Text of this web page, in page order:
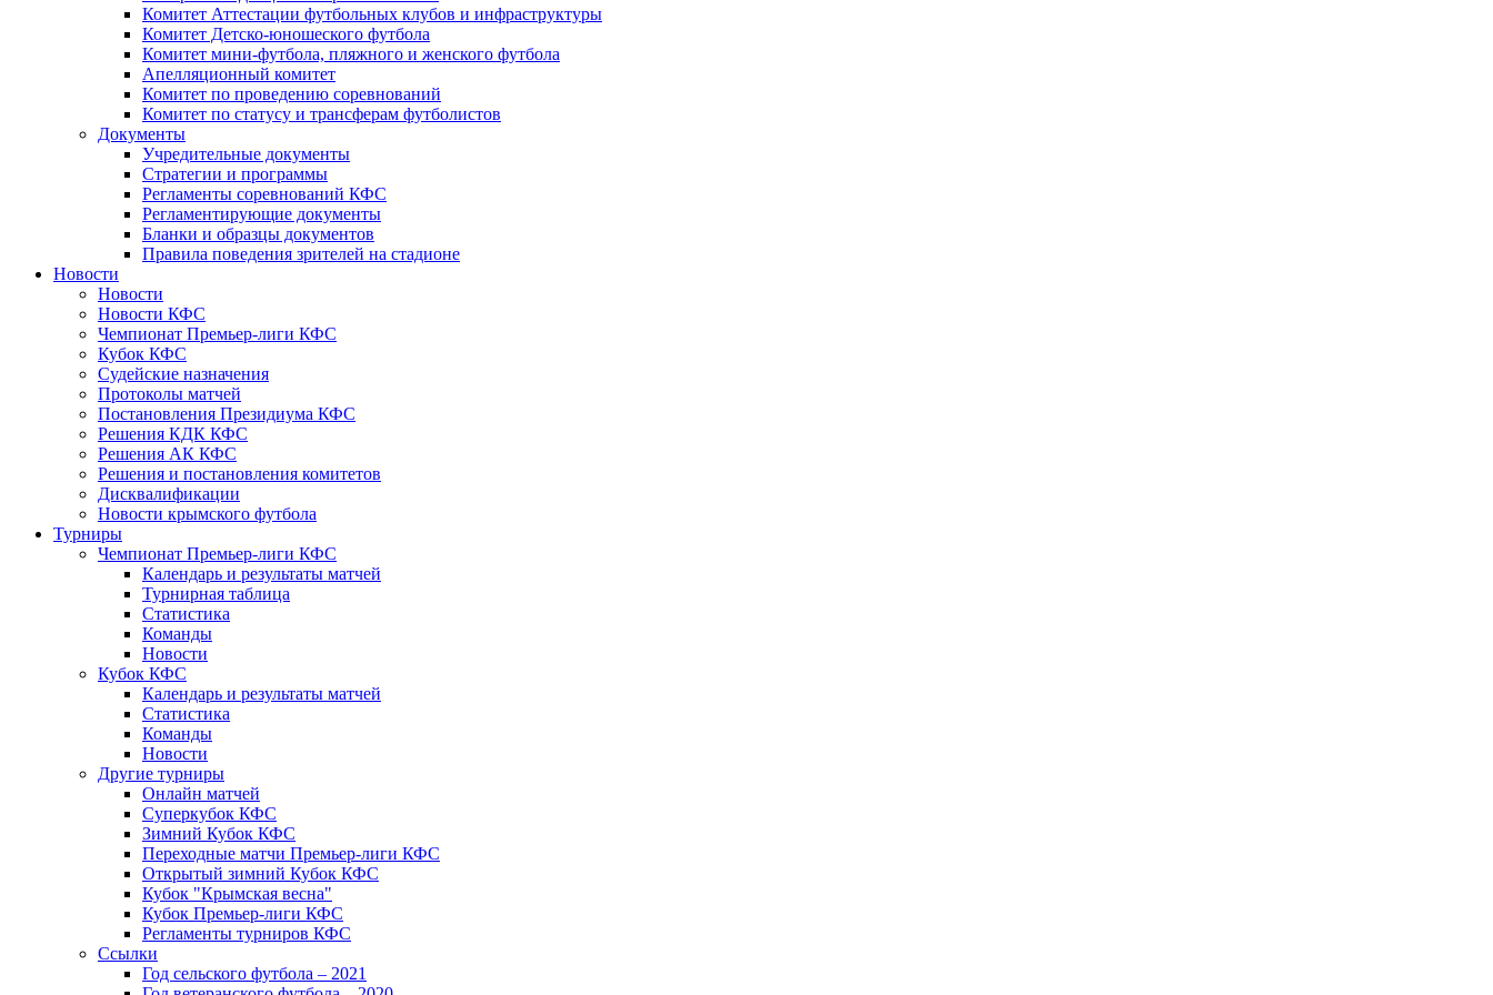
Комитет Аттестации футбольных клубов и инфраструктуры
Комитет Детско-юношеского футбола
Комитет мини-футбола, пляжного и женского футбола
Апелляционный комитет
Комитет по проведению соревнований
Комитет по статусу и трансферам футболистов
Документы
Учредительные документы
Стратегии и программы
Регламенты соревнований КФС
Регламентирующие документы
Бланки и образцы документов
Правила поведения зрителей на стадионе
Новости
Новости
Новости КФС
Чемпионат Премьер-лиги КФС
Кубок КФС
Судейские назначения
Протоколы матчей
Постановления Президиума КФС
Решения КДК КФС
Решения АК КФС
Решения и постановления комитетов
Дисквалификации
Новости крымского футбола
Турниры
Чемпионат Премьер-лиги КФС
Календарь и результаты матчей
Турнирная таблица
Статистика
Команды
Новости
Кубок КФС
Календарь и результаты матчей
Статистика
Команды
Новости
Другие турниры
Онлайн матчей
Суперкубок КФС
Зимний Кубок КФС
Переходные матчи Премьер-лиги КФС
Открытый зимний Кубок КФС
Кубок "Крымская весна"
Кубок Премьер-лиги КФС
Регламенты турниров КФС
Ссылки
Год сельского футбола – 2021